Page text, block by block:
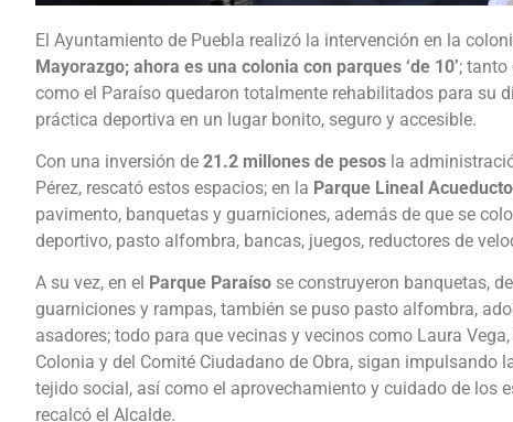
El Ayuntamiento de Puebla realizó la intervención en la
Mayorazgo; ahora es una colonia con parques ‘de 10’; tanto
como el Paraíso quedaron totalmente rehabilitados para su
práctica deportiva en un lugar bonito, seguro y accesible.
Con una inversión de 21.2 millones de pesos la
Pérez, rescató estos espacios; en la Parque Lineal Acueducto
pavimento, banquetas y guarniciones, además de que se
deportivo, pasto alfombra, bancas, juegos, reductores de
A su vez, en el Parque Paraíso se construyeron banquetas,
guarniciones y rampas, también se puso pasto alfombra,
asadores; todo para que vecinas y vecinos como Laura
Colonia y del Comité Ciudadano de Obra, sigan impulsando
tejido social, así como el aprovechamiento y cuidado de los
recalcó el Alcalde.